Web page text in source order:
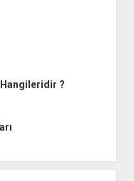
Hangileridir ?